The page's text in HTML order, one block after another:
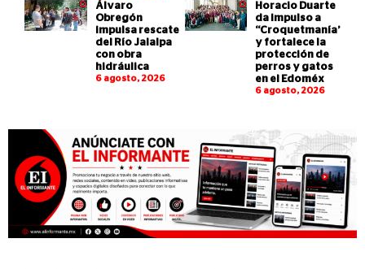
Álvaro
Obregón
impulsa rescate
del Río Jalalpa
con obra
hidráulica
6 agosto, 2026
Horacio Duarte
da impulso a
“Croquetmanía”
y fortalece la
protección de
perros y gatos
en el Edoméx
6 agosto, 2026